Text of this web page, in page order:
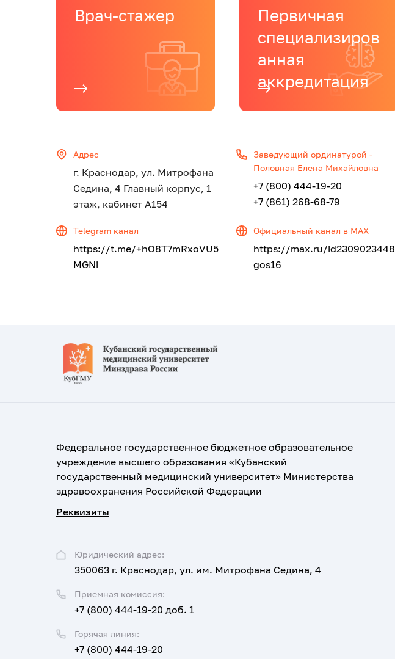
Врач-стажер
Первичная
специализиров
анная
аккредитация
Адрес
г. Краснодар, ул. Митрофана
Седина, 4 Главный корпус, 1
этаж, кабинет А154
Заведующий ординатурой -
Половная Елена Михайловна
+7 (800) 444-19-20
+7 (861) 268-68-79
Telegram канал
https://t.me/+hO8T7mRxoVU5
MGNi
Официальный канал в МАХ
https://max.ru/id2309023448_
gos16
Федеральное государственное бюджетное образовательное
учреждение высшего образования «Кубанский
государственный медицинский университет» Министерства
здравоохранения Российской Федерации
Реквизиты
Юридический адрес:
350063 г. Краснодар, ул. им. Митрофана Седина, 4
Приемная комиссия:
+7 (800) 444-19-20 доб. 1
Горячая линия:
+7 (800) 444-19-20